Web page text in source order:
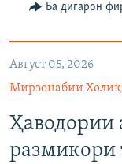
Ба дигарон
Август 05, 2026
Мирзонабии
Ҳаводории
размикори